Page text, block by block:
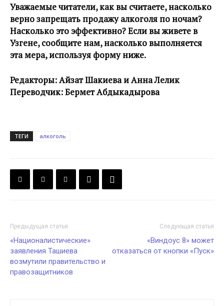
Уважаемые читатели, как вы считаете, насколько
верно запрещать продажу алкоголя по ночам?
Насколько это эффективно? Если вы живете в
Узгене, сообщите нам, насколько выполняется
эта мера, используя форму ниже.
Редакторы: Айзат Шакиева и Анна Лелик
Переводчик: Бермет Абдыкадырова
ТЕГИ алкоголь
Предыдущая статья
«Националистические»
заявления Ташиева
возмутили правительство и
правозащитников
Следующая статья
«Виндоус 8» может
отказаться от кнопки «Пуск»